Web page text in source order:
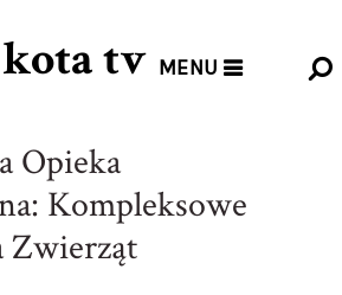
tv MENU
Opieka
Kompleksowe
Zwierząt